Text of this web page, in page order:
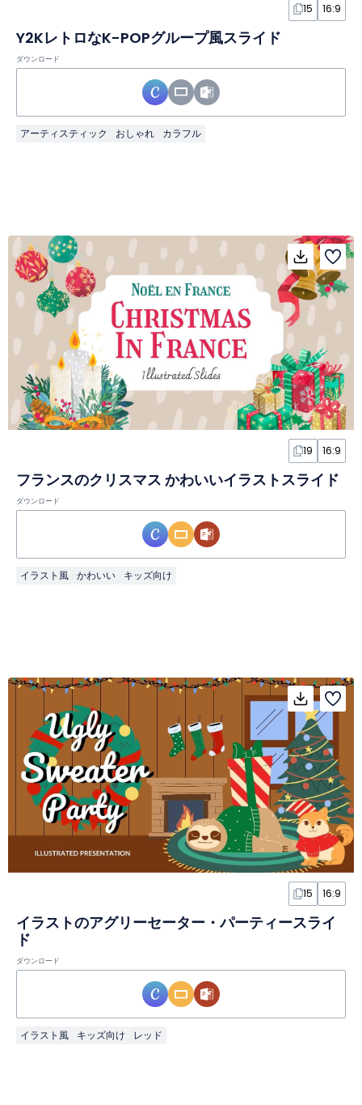
15 16:9
Y2KレトロなK-POPグループ風スライド
ダウンロード
アーティスティック おしゃれ カラフル
19 16:9
フランスのクリスマス かわいいイラストスライド
ダウンロード
イラスト風 かわいい キッズ向け
15 16:9
イラストのアグリーセーター・パーティースライ
ド
ダウンロード
イラスト風 キッズ向け レッド